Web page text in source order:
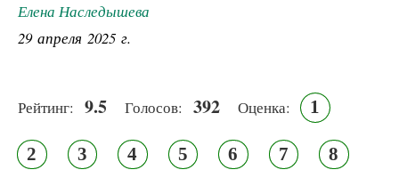
Елена Наследышева
29 апреля 2025 г.
Рейтинг: 9.5 Голосов: 392 Оценка: 1
2 3 4 5 6 7 8